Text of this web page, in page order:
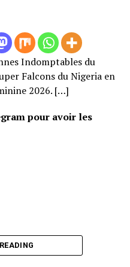
Indomptables du
Falcons du Nigeria en
2026. […]
pour avoir les